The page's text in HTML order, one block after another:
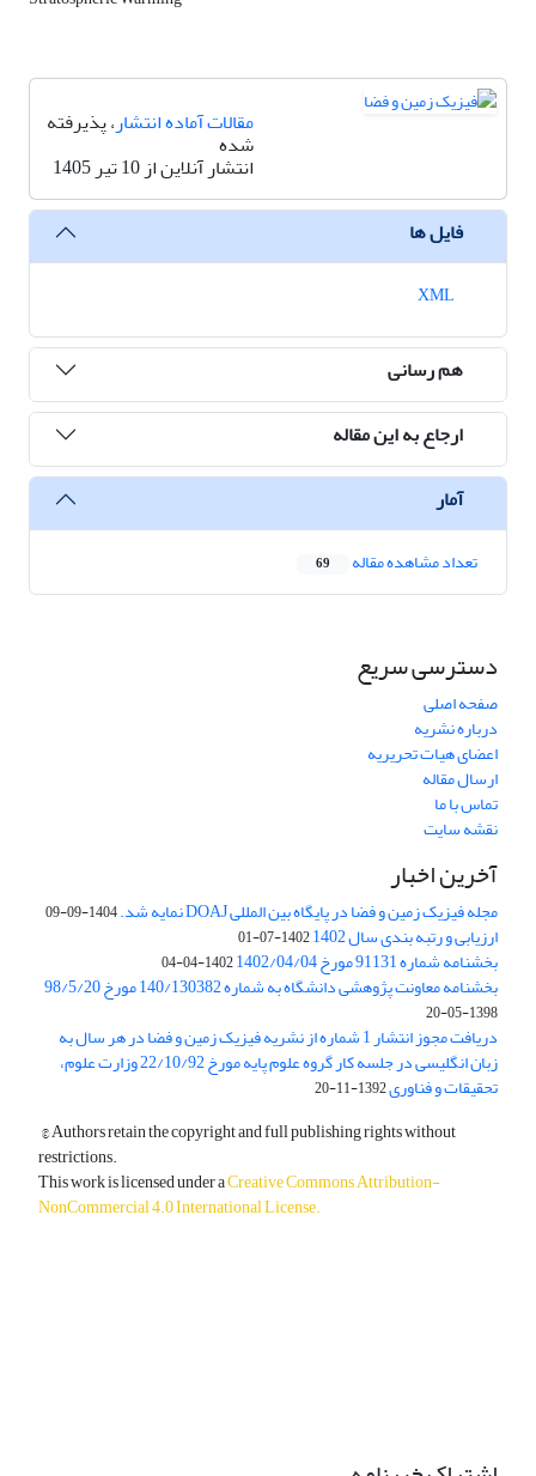
مقالات آماده انتشار، پذیرفته
شده
انتشار آنلاین از 10 تیر 1405
فایل ها
هم رسانی
ارجاع به این مقاله
آمار
تعداد مشاهده مقاله 69
دسترسی سریع
صفحه اصلی
درباره نشریه
اعضای هیات تحریریه
ارسال مقاله
تماس با ما
نقشه سایت
آخرین اخبار
مجله فیزیک زمین و فضا در پایگاه بین المللی DOAJ نمایه شد. 1404-09-09
ارزیابی و رتبه بندی سال 1402 1402-07-01
بخشنامه شماره 91131 مورخ 1402/04/04 1402-04-04
بخشنامه معاونت پژوهشی دانشگاه به شماره 140/130382 مورخ 98/5/20
1398-05-20
دریافت مجوز انتشار 1 شماره از نشریه فیزیک زمین و فضا در هر سال به
زبان انگلیسی در جلسه کار گروه علوم پایه مورخ 22/10/92 وزارت علوم،
تحقیقات و فناوری1392-11-20
© Authors retain the copyright and full publishing rights without
restrictions.
This work is licensed under aCreative Commons Attribution-
NonCommercial 4.0 International License.